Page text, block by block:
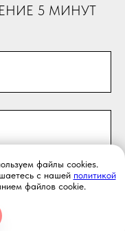
5 МИНУТ
файлы cookies.
с нашей политикой
файлов cookie.